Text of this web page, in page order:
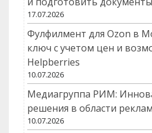
17.07.2026
Фулфилмент для Ozon в
ключ с учетом цен и
Helpberries
10.07.2026
Медиагруппа РИМ:
решения в области
10.07.2026